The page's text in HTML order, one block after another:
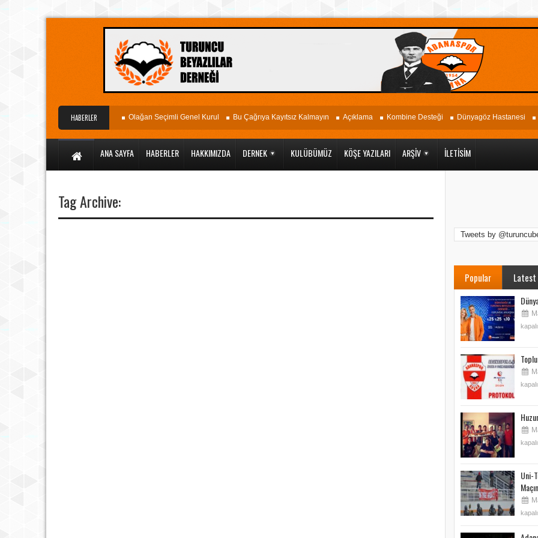
HABERLER
Dünyagöz Hastanesi Olağan Seçimli Genel Kurul Bu Çağrıya Kayıtsız Kalmayın Açıklama Kombine Desteği Dünyagöz Hastanesi
ANA SAYFA HABERLER HAKKIMIZDA DERNEK KULÜBÜMÜZ KÖŞE YAZILARI ARŞIV İLETISIM
Tag Archive:
Tweets by
Popular Latest
kapalı
kapalı
kapalı
Uni-
kapalı